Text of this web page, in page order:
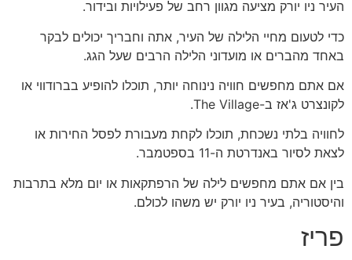
העיר ניו יורק מציעה מגוון רחב של פעילויות ובידור.
כדי לטעום מחיי הלילה של העיר, אתה וחבריך יכולים לבקר
באחד מהברים או מועדוני הלילה הרבים שעל הגג.
אם אתם מחפשים חוויה נינוחה יותר, תוכלו להופיע בברודווי או
לקונצרט ג'אז ב-The Village.
לחוויה בלתי נשכחת, תוכלו לקחת מעבורת לפסל החירות או
לצאת לסיור באנדרטת ה-11 בספטמבר.
בין אם אתם מחפשים לילה של הרפתקאות או יום מלא בתרבות
והיסטוריה, בעיר ניו יורק יש משהו לכולם.
פריז